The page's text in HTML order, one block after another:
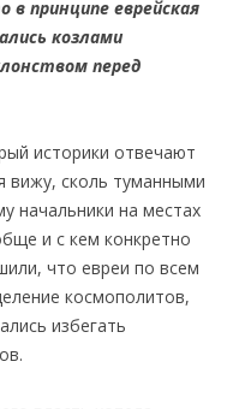
принципе еврейская
козлами
перед
историки отвечают
вижу, сколь туманными
начальники на местах
и с кем конкретно
что евреи по всем
космополитов,
избегать